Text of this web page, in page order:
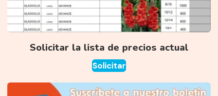
Solicitar la lista de precios actual
Solicitar